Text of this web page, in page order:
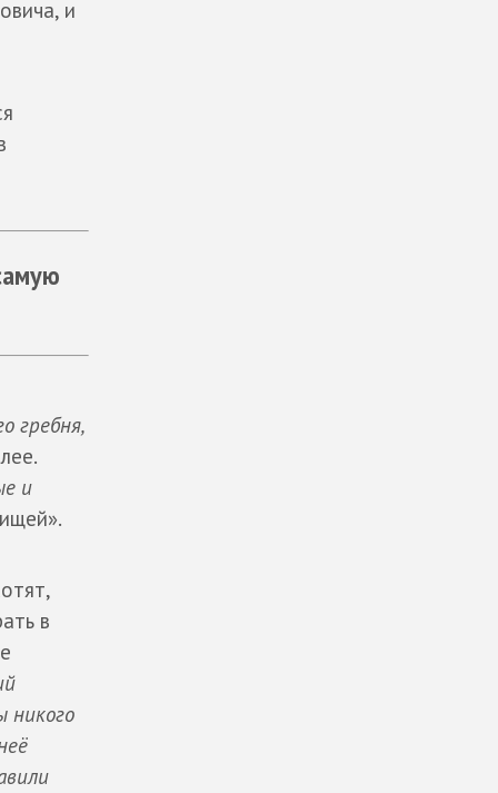
и
гребня,
и
в
никого